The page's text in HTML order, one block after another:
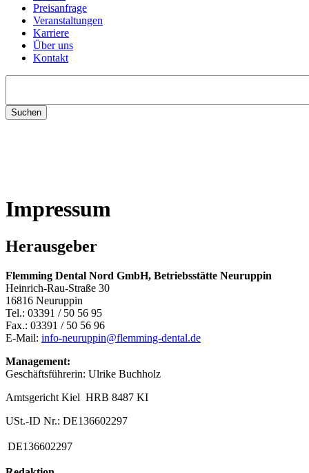
Preisanfrage
Veranstaltungen
Karriere
Über uns
Kontakt
Impressum
Herausgeber
Flemming Dental Nord GmbH, Betriebsstätte Neuruppin
Heinrich-Rau-Straße 30
16816 Neuruppin
Tel.: 03391 / 50 56 95
Fax.: 03391 / 50 56 96
E-Mail: info-neuruppin@flemming-dental.de
Management:
Geschäftsführerin: Ulrike Buchholz
Amtsgericht Kiel HRB 8487 KI
USt.-ID Nr.: DE136602297
DE136602297